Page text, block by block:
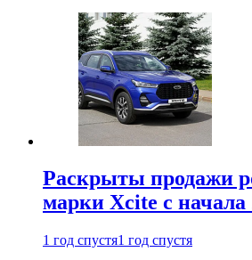
Раскрыты продажи
марки Xcite с начала
1 год спустя1 год спустя